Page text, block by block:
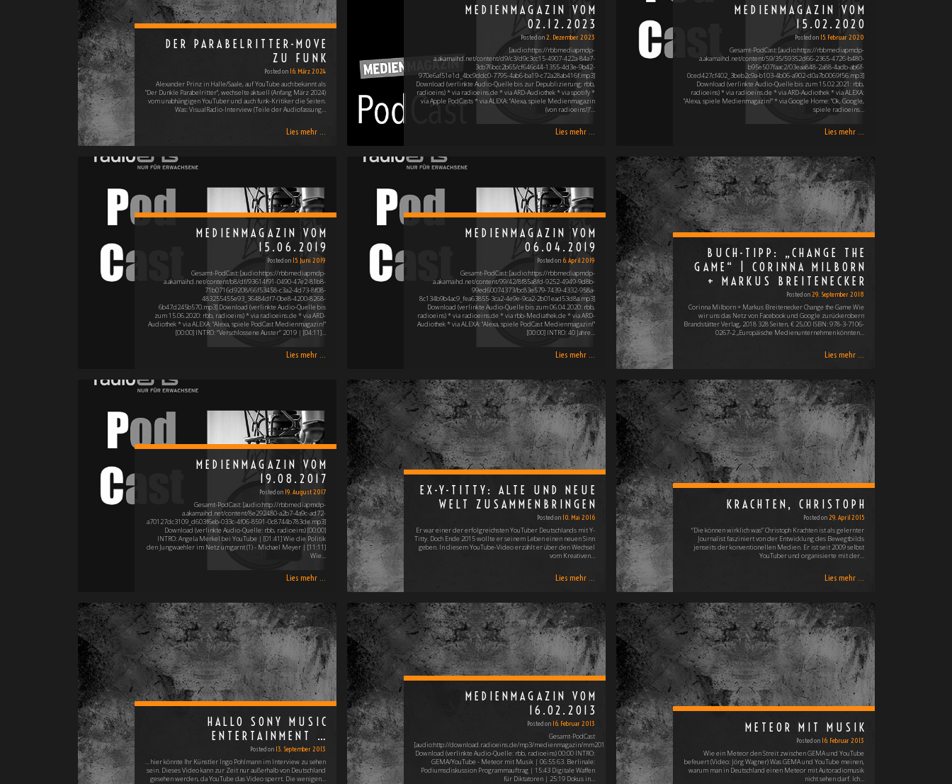
DER PARABELRITTER-MOVE
ZU FUNK
Posted on 16. März 2024
Alexander Prinz in Halle/Saale, auf YouTube auch bekannt als
"Der Dunkle Parabelritter", wechselte aktuell (Anfang März 2024)
vom unabhängigen YouTuber und auch funk-Kritiker die Seiten.
Was: VisualRadio-Interview (Teile der Audiofassung…
Lies mehr ...
MEDIENMAGAZIN VOM
02.12.2023
Posted on2. Dezember 2023
[audio:https://rbbmediapmdp-
a.akamaihd.net/content/d9/c3/d9c3cc15-4907-422a-84a7-
3cb76bcc2b65/cf646c44-1355-4d3e-9b42-
970e6af51e1d_4bc9ddc0-7795-4ab6-ba19-c72a28ab416f.mp3]
Download (verlinkte Audio-Quelle bis zur Depublizierung: rbb,
radioeins) * via radioeins.de * via ARD-Audiothek * via spotify *
via Apple PodCasts * via ALEXA: "Alexa, spiele Medienmagazin
(von radioeins!)"…
Lies mehr ...
MEDIENMAGAZIN VOM
15.02.2020
Posted on 15. Februar 2020
Gesamt-PodCast: [audio:https://rbbmediapmdp-
a.akamaihd.net/content/59/35/59352d66-2365-4726-b480-
b95e507faac2/03eaa848-2a88-4adb-ab6f-
0ced427cf402_3beb2c9a-b103-4b06-a902-d0a7b0069f56.mp3]
Download (verlinkte Audio-Quelle bis zum 15.02.2021: rbb,
radioeins) * via radioeins.de * via ARD-Audiothek * via ALEXA:
"Alexa, spiele Medienmagazin!" * via Google Home: "Ok, Google,
spiele radioeins…
Lies mehr ...
MEDIENMAGAZIN VOM
15.06.2019
Posted on 15. Juni 2019
Gesamt-PodCast: [audio:https://rbbmediapmdp-
a.akamaihd.net/content/b8/df/93614f91-0490-47e2-81b8-
71b0716d9208/66f53458-c3a2-4d73-8f08-
483255455e93_36484df7-0be8-4200-8268-
6b47d245b570.mp3] Download (verlinkte Audio-Quelle bis
zum 15.06.2020: rbb, radioeins) * via radioeins.de * via ARD-
Audiothek * via ALEXA: "Alexa, spiele PodCast Medienmagazin!"
[00:00] INTRO: “Verschlossene Auster” 2019 | [04:11]…
Lies mehr ...
MEDIENMAGAZIN VOM
06.04.2019
Posted on 6. April 2019
Gesamt-PodCast: [audio:https://rbbmediapmdp-
a.akamaihd.net/content/99/42/8f85a8fd-9252-4949-9d8b-
99ed60074373/bc83e579-7439-4332-958a-
8c134b9b4ac9_fea63855-3ca2-4e9e-9ca2-2b01ead53d8a.mp3]
Download (verlinkte Audio-Quelle bis zum 06.04.2020: rbb,
radioeins) * via radioeins.de * via rbb-Mediathek.de * via ARD-
Audiothek * via ALEXA: "Alexa, spiele PodCast Medienmagazin!"
[00:00] INTRO: 40 Jahre…
Lies mehr ...
BUCH-TIPP: „CHANGE THE
GAME“ | CORINNA MILBORN
+ MARKUS BREITENECKER
Posted on29. September 2018
Corinna Milborn + Markus Breitenecker Change the Game Wie
wir uns das Netz von Facebook und Google zurückerobern
Brandstätter Verlag, 2018 328 Seiten, € 25,00 ISBN: 978-3-7106-
0267-2 „Europäische Medienunternehmen könnten…
Lies mehr ...
MEDIENMAGAZIN VOM
19.08.2017
Posted on 19. August 2017
Gesamt-PodCast: [audio:http://rbbmediapmdp-
a.akamaihd.net/content/8e292480-a2b7-4a9c-ad72-
a70127dc3109_d603f6eb-033c-4f06-8591-0c8744b783de.mp3]
Download (verlinkte Audio-Quelle: rbb, radioeins) [00:00]
INTRO: Angela Merkel bei YouTube | [01:41] Wie die Politik
den Jungwaehler im Netz umgarnt (1) - Michael Meyer | [11:11]
Wie…
Lies mehr ...
EX-Y-TITTY: ALTE UND NEUE
WELT ZUSAMMENBRINGEN
Posted on 10. Mai 2016
Er war einer der erfolgreichsten YouTuber Deutschlands mit Y-
Titty. Doch Ende 2015 wollte er seinem Leben einen neuen Sinn
geben. In diesem YouTube-Video erzählt er über den Wechsel
vom Kreativen…
Lies mehr ...
KRACHTEN, CHRISTOPH
Posted on29. April 2015
“Die können wirklich was” Christoph Krachten ist als gelernter
Journalist fasziniert von der Entwicklung des Bewegtbilds
jenseits der konventionellen Medien. Er ist seit 2009 selbst
YouTuber und organisierte mit der…
Lies mehr ...
HALLO SONY MUSIC
ENTERTAINMENT …
Posted on 13. September 2013
... hier könnte Ihr Künstler Ingo Pohlmann im Interview zu sehen
sein. Dieses Video kann zur Zeit nur außerhalb von Deutschland
gesehen werden, da YouTube das Video sperrt. Die wenigen…
MEDIENMAGAZIN VOM
16.02.2013
Posted on 16. Februar 2013
Gesamt-PodCast
[audio:http://download.radioeins.de/mp3/medienmagazin/mm20130216.mp3]
Download (verlinkte Audio-Quelle: rbb, radioeins) 00:00 INTRO:
GEMA/YouTube - Meteor mit Musik | 06:55 63. Berlinale:
Podiumsdiskussion Programmauftrag | 15:43 Digitale Waffen
für Diktatoren | 25:19 Dokus in…
METEOR MIT MUSIK
Posted on 16. Februar 2013
Wie ein Meteor den Streit zwischen GEMA und YouTube
befeuert (Video: Jörg Wagner) Was GEMA und YouTube meinen,
warum man in Deutschland einen Meteor mit Autoradiomusik
nicht sehen darf. Ich…